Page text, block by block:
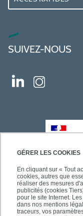
GÉRER LES COOKIES
En cliquant sur « Tout
cookies, autres que
réaliser des mesures
publicités (cookies
pour le site Internet.
dans nos mentions
traceurs, vos
SUIVEZ-NOUS